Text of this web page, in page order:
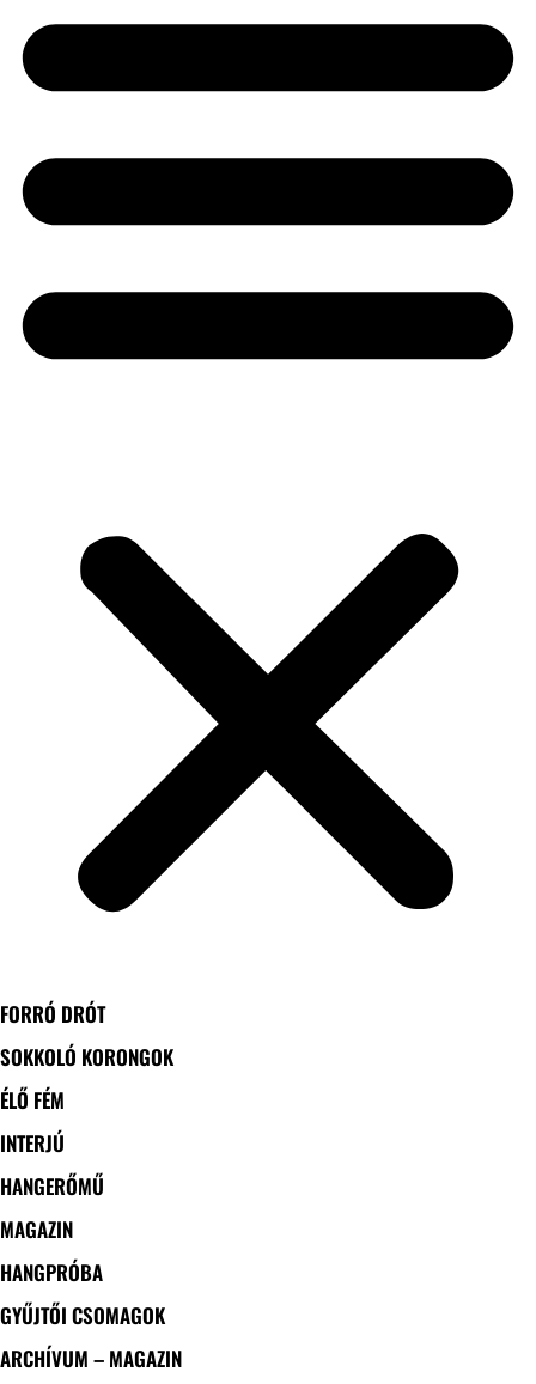
FORRÓ DRÓT
SOKKOLÓ KORONGOK
ÉLŐ FÉM
INTERJÚ
HANGERŐMŰ
MAGAZIN
HANGPRÓBA
GYŰJTŐI CSOMAGOK
ARCHÍVUM – MAGAZIN